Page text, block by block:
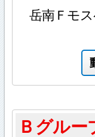
岳南Ｆモス
Ｂグルー